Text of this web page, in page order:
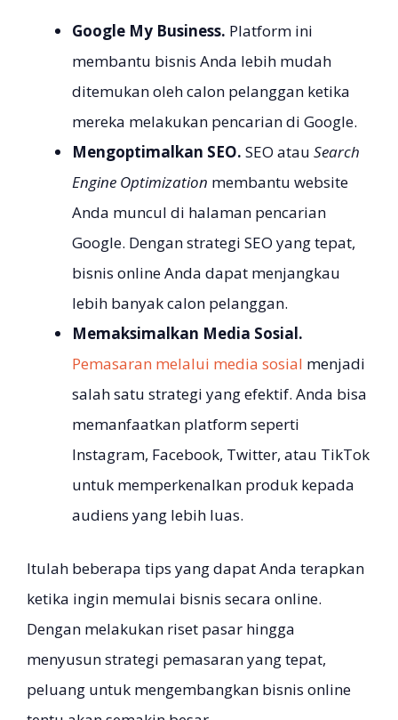
Google My Business. Platform ini
membantu bisnis Anda lebih mudah
ditemukan oleh calon pelanggan ketika
mereka melakukan pencarian di Google.
Mengoptimalkan SEO. SEO atau Search
Engine Optimization membantu website
Anda muncul di halaman pencarian
Google. Dengan strategi SEO yang tepat,
bisnis online Anda dapat menjangkau
lebih banyak calon pelanggan.
Memaksimalkan Media Sosial.
Pemasaran melalui media sosial menjadi
salah satu strategi yang efektif. Anda bisa
memanfaatkan platform seperti
Instagram, Facebook, Twitter, atau TikTok
untuk memperkenalkan produk kepada
audiens yang lebih luas.
Itulah beberapa tips yang dapat Anda terapkan
ketika ingin memulai bisnis secara online.
Dengan melakukan riset pasar hingga
menyusun strategi pemasaran yang tepat,
peluang untuk mengembangkan bisnis online